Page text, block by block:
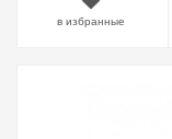
в избранные